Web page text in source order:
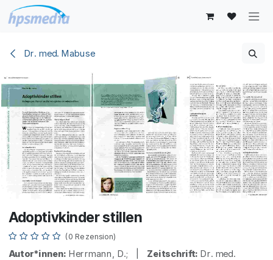
Zum Inhalt springen
Dr. med. Mabuse
Adoptivkinder stillen
(0 Rezension)
Autor*innen: Herrmann, D.; | Zeitschrift: Dr. med.